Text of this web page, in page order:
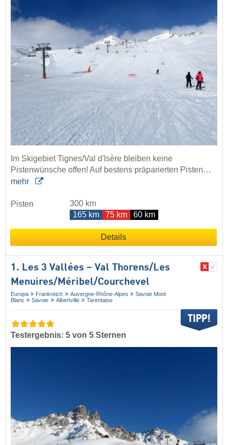
Im Skigebiet Tignes/Val d'Isère bleiben keine
Pistenwünsche offen! Auf bestens präparierten Pisten…
mehr
Pisten
300 km
165 km
75 km 60 km
Details
1. Les 3 Vallées – Val Thorens/​Les
Menuires/​Méribel/​Courchevel
Europa Frankreich Auvergne-Rhône-Alpes
Savoie Mont
Blanc
Savoie Albertville Tarentaise
Testergebnis: 5 von 5 Sternen